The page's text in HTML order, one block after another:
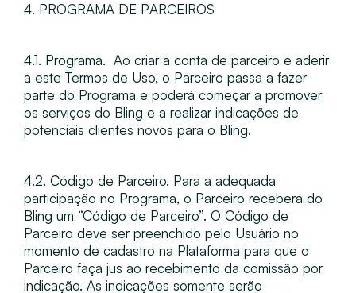
4. PROGRAMA DE PARCEIROS
4.1. Programa​. ​ Ao criar a conta de parceiro e aderir
a este Termos de Uso, o Parceiro passa a fazer
parte do Programa e poderá começar a promover
os serviços do Bling e a realizar indicações de
potenciais clientes novos para o Bling.
4.2. Código de Parceiro​. Para a adequada
participação no Programa, o Parceiro receberá do
Bling um “Código de Parceiro”. O Código de
Parceiro deve ser preenchido pelo Usuário no
momento de cadastro na Plataforma para que o
Parceiro faça jus ao recebimento da comissão por
indicação. As indicações somente serão